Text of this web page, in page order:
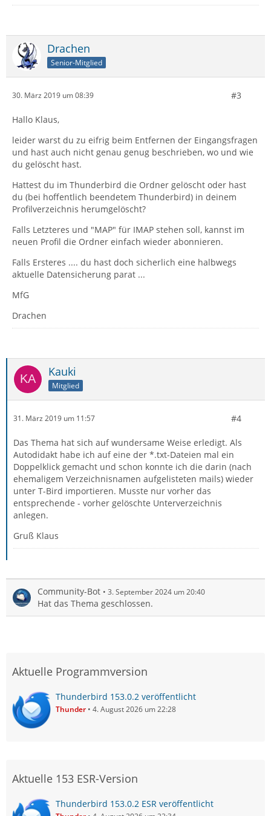
Drachen
Senior-Mitglied
30. März 2019 um 08:39 #3
Hallo Klaus,
leider warst du zu eifrig beim Entfernen der Eingangsfragen
und hast auch nicht genau genug beschrieben, wo und wie
du gelöscht hast.
Hattest du im Thunderbird die Ordner gelöscht oder hast
du (bei hoffentlich beendetem Thunderbird) in deinem
Profilverzeichnis herumgelöscht?
Falls Letzteres und "MAP" für IMAP stehen soll, kannst im
neuen Profil die Ordner einfach wieder abonnieren.
Falls Ersteres .... du hast doch sicherlich eine halbwegs
aktuelle Datensicherung parat ...
MfG
Drachen
Kauki
Mitglied
31. März 2019 um 11:57 #4
Das Thema hat sich auf wundersame Weise erledigt. Als
Autodidakt habe ich auf eine der *.txt-Dateien mal ein
Doppelklick gemacht und schon konnte ich die darin (nach
ehemaligem Verzeichnisnamen aufgelisteten mails) wieder
unter T-Bird importieren. Musste nur vorher das
entsprechende - vorher gelöschte Unterverzeichnis
anlegen.
Gruß Klaus
Community-Bot 3. September 2024 um 20:40
Hat das Thema geschlossen.
Aktuelle Programmversion
Thunderbird 153.0.2 veröffentlicht
Thunder 4. August 2026 um 22:28
Aktuelle 153 ESR-Version
Thunderbird 153.0.2 ESR veröffentlicht